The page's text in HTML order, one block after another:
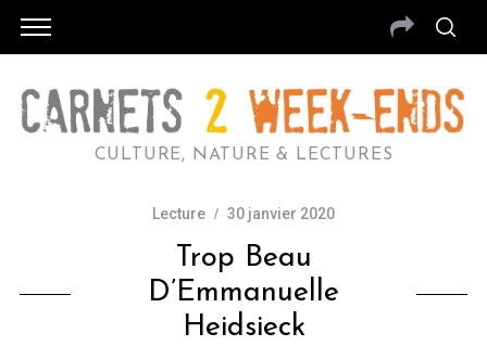
CULTURE, NATURE & LECTURES
Lecture 30 janvier 2020
Trop Beau
D’Emmanuelle
Heidsieck